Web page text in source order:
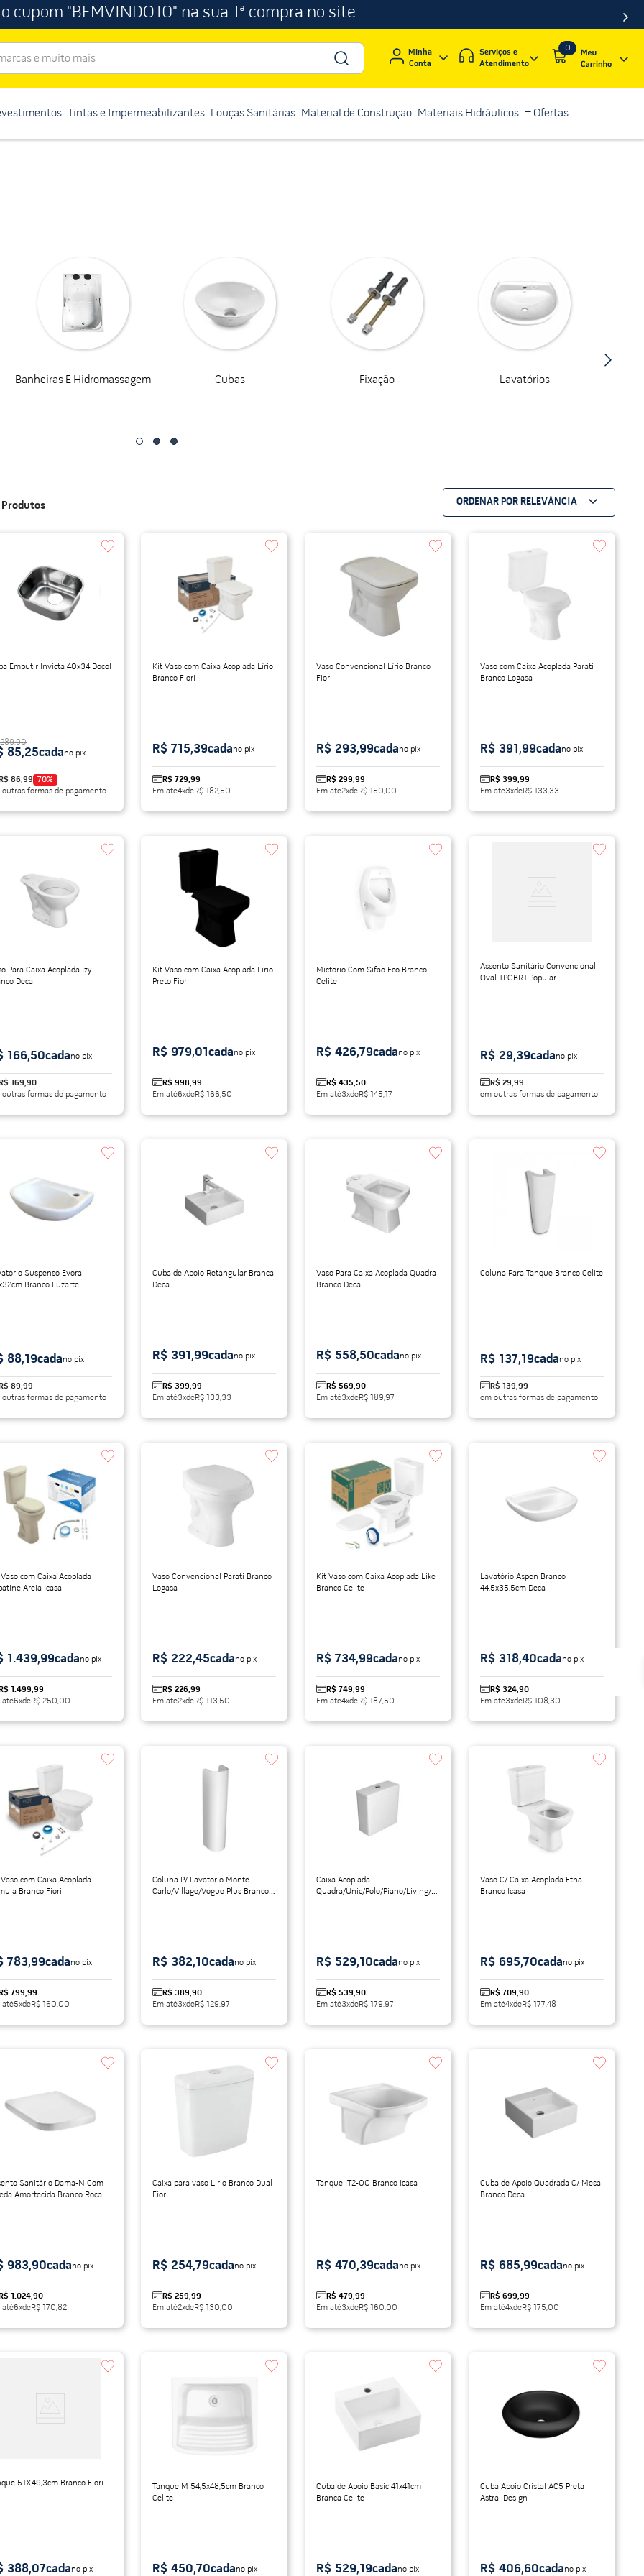
cupom "BEMVINDO10" na sua 1ª compra no site
e muito mais
Minha
Conta
Serviços e
Atendimento
0
Tintas e Impermeabilizantes Louças Sanitárias Material de Construção Materiais Hidráulicos + Ofertas
Banheiras E Hidromassagem Cubas Fixação Lavatórios
Produtos ORDENAR POR RELEVÂNCIA
Embutir Invicta 40x34 Docol
R$ 86,99 70%
outras formas de pagamento
289,90
85,25cadano pix
Kit Vaso com Caixa Acoplada Lírio
Branco Fiori
R$ 729,99
Em até4xdeR$ 182,50
R$ 715,39cadano pix
Vaso Convencional Lírio Branco
Fiori
R$ 299,99
Em até2xdeR$ 150,00
R$ 293,99cadano pix
Vaso com Caixa Acoplada Parati
Branco Logasa
R$ 399,99
Em até3xdeR$ 133,33
R$ 391,99cadano pix
Para Caixa Acoplada Izy
Deca
R$ 169,90
outras formas de pagamento
166,50cadano pix
Kit Vaso com Caixa Acoplada Lírio
Preto Fiori
R$ 998,99
Em até6xdeR$ 166,50
R$ 979,01cadano pix
Mictório Com Sifão Eco Branco
Celite
R$ 435,50
Em até3xdeR$ 145,17
R$ 426,79cadano pix
Assento Sanitário Convencional
Oval TPGBR1 Popular
R$ 29,99
em outras formas de pagamento
R$ 29,39cadano pix
Suspenso Evora
Branco Luzarte
R$ 89,99
outras formas de pagamento
88,19cadano pix
Cuba de Apoio Retangular Branca
Deca
R$ 399,99
Em até3xdeR$ 133,33
R$ 391,99cadano pix
Vaso Para Caixa Acoplada Quadra
Branco Deca
R$ 569,90
Em até3xdeR$ 189,97
R$ 558,50cadano pix
Coluna Para Tanque Branco Celite
R$ 139,99
em outras formas de pagamento
R$ 137,19cadano pix
com Caixa Acoplada
Areia Icasa
R$ 1.499,99
até6xdeR$ 250,00
1.439,99cadano pix
Vaso Convencional Parati Branco
Logasa
R$ 226,99
Em até2xdeR$ 113,50
R$ 222,45cadano pix
Kit Vaso com Caixa Acoplada Like
Branco Celite
R$ 749,99
Em até4xdeR$ 187,50
R$ 734,99cadano pix
Lavatório Aspen Branco
44,5x35,5cm Deca
R$ 324,90
Em até3xdeR$ 108,30
R$ 318,40cadano pix
com Caixa Acoplada
Branco Fiori
R$ 799,99
até5xdeR$ 160,00
783,99cadano pix
Coluna P/ Lavatório Monte
Carlo/Village/Vogue Plus Branco
R$ 389,90
Em até3xdeR$ 129,97
R$ 382,10cadano pix
Caixa Acoplada
Quadra/Unic/Polo/Piano/Living/Axis
R$ 539,90
Em até3xdeR$ 179,97
R$ 529,10cadano pix
Vaso C/ Caixa Acoplada Etna
Branco Icasa
R$ 709,90
Em até4xdeR$ 177,48
R$ 695,70cadano pix
Sanitário Dama-N Com
Amortecida Branco Roca
R$ 1.024,90
até6xdeR$ 170,82
983,90cadano pix
Caixa para vaso Lirio Branco Dual
Fiori
R$ 259,99
Em até2xdeR$ 130,00
R$ 254,79cadano pix
Tanque IT2-00 Branco Icasa
R$ 479,99
Em até3xdeR$ 160,00
R$ 470,39cadano pix
Cuba de Apoio Quadrada C/ Mesa
Branco Deca
R$ 699,99
Em até4xdeR$ 175,00
R$ 685,99cadano pix
51X49,3cm Branco Fiori
388,07cadano pix
Tanque M 54,5x48,5cm Branco
Celite
R$ 450,70cadano pix
Cuba de Apoio Basic 41x41cm
Branca Celite
R$ 529,19cadano pix
Cuba Apoio Cristal AC5 Preta
Astral Design
R$ 406,60cadano pix